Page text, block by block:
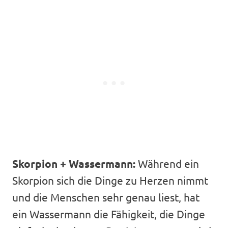
Skorpion + Wassermann:Während ein
Skorpion sich die Dinge zu Herzen nimmt
und die Menschen sehr genau liest, hat
ein Wassermann die Fähigkeit, die Dinge